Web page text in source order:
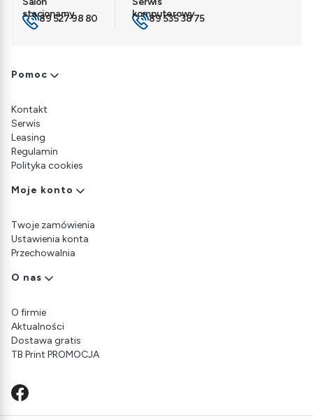
89 527 98 80 89 535 38 75
Linki w stopce
Pomoc
Kontakt
Serwis
Leasing
Regulamin
Polityka cookies
Moje konto
Twoje zamówienia
Ustawienia konta
Przechowalnia
O nas
O firmie
Aktualności
Dostawa gratis
TB Print PROMOCJA